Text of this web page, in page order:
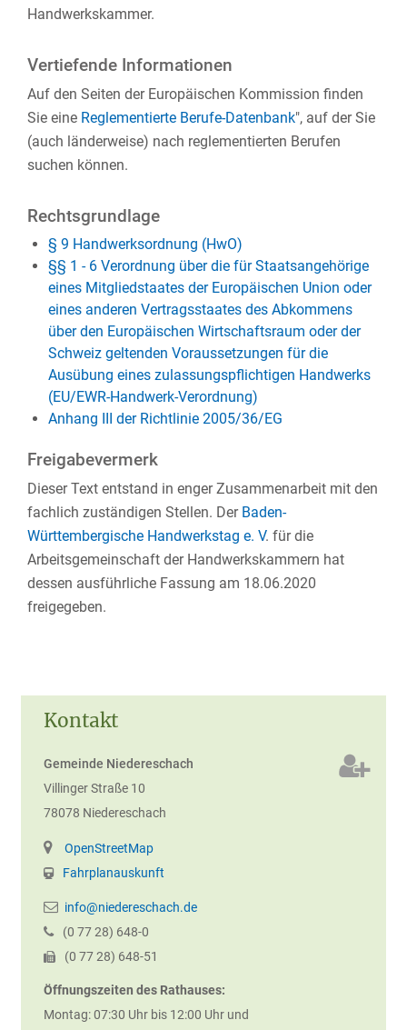
Kontakt
Gemeinde Niedereschach
Villinger Straße 10
78078 Niedereschach
OpenStreetMap
Fahrplanauskunft
info@niedereschach.de
(0 7728) 648-0
(0 7728) 648-51
Öffnungszeiten des Rathauses:
Montag: 07:30 Uhr bis 12:00 Uhr und
Handwerkskammer.
Vertiefende Informationen
Auf den Seiten der Europäischen Kommission finden
Sie eine Reglementierte Berufe-Datenbank", auf der Sie
(auch länderweise) nach reglementierten Berufen
suchen können.
Rechtsgrundlage
§ 9 Handwerksordnung (HwO)
§§ 1 - 6 Verordnung über die für Staatsangehörige
eines Mitgliedstaates der Europäischen Union oder
eines anderen Vertragsstaates des Abkommens
über den Europäischen Wirtschaftsraum oder der
Schweiz geltenden Voraussetzungen für die
Ausübung eines zulassungspflichtigen Handwerks
(EU/EWR-Handwerk-Verordnung)
Anhang III der Richtlinie 2005/36/EG
Freigabevermerk
Dieser Text entstand in enger Zusammenarbeit mit den
fachlich zuständigen Stellen. Der Baden-
Württembergische Handwerkstag e. V. für die
Arbeitsgemeinschaft der Handwerkskammern hat
dessen ausführliche Fassung am 18.06.2020
freigegeben.